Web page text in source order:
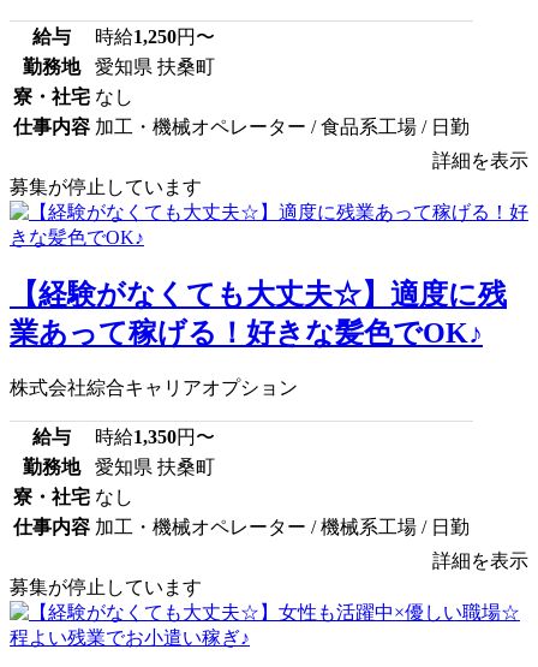
給与 時給1,250円〜
勤務地
愛知県 扶桑町
寮・社宅 なし
仕事内容 加工・機械オペレーター / 食品系工場 / 日勤
詳細を表示
募集が停止しています
【経験がなくても大丈夫☆】適度に残
業あって稼げる！好きな髪色でOK♪
株式会社綜合キャリアオプション
給与 時給1,350円〜
勤務地
愛知県 扶桑町
寮・社宅 なし
仕事内容 加工・機械オペレーター / 機械系工場 / 日勤
詳細を表示
募集が停止しています